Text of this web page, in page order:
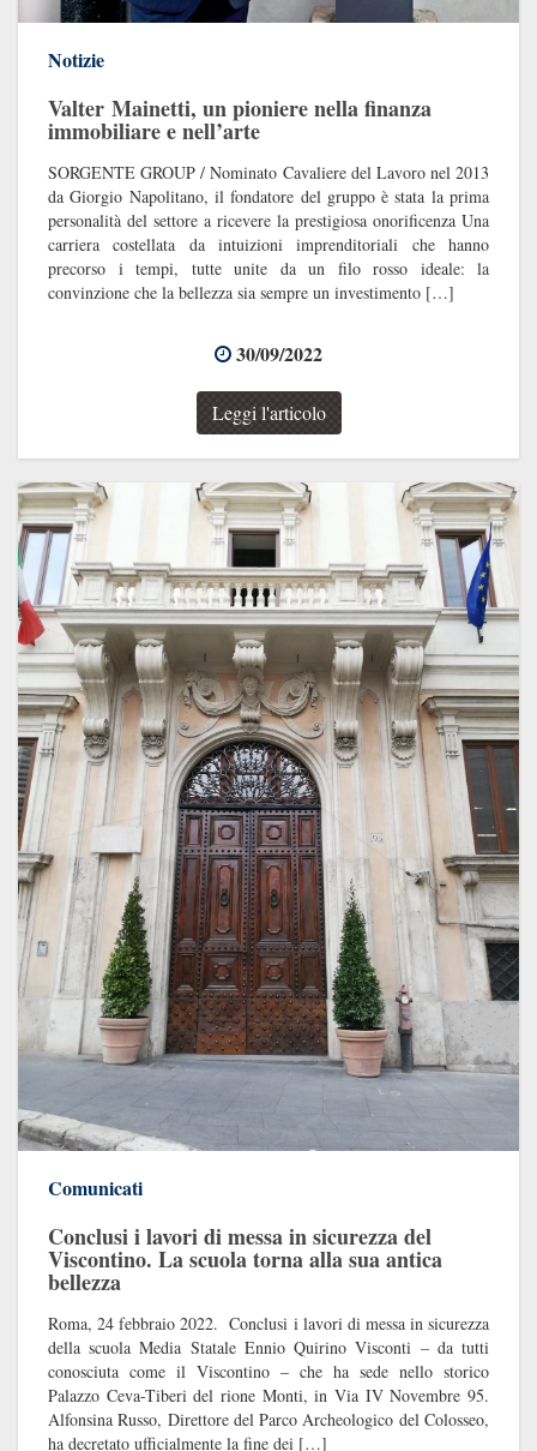
Notizie
Valter Mainetti, un pioniere nella finanza
immobiliare e nell’arte
SORGENTE GROUP / Nominato Cavaliere del Lavoro nel 2013
da Giorgio Napolitano, il fondatore del gruppo è stata la prima
personalità del settore a ricevere la prestigiosa onorificenza Una
carriera costellata da intuizioni imprenditoriali che hanno
precorso i tempi, tutte unite da un filo rosso ideale: la
convinzione che la bellezza sia sempre un investimento […]
30/09/2022
Leggi l'articolo
Comunicati
Conclusi i lavori di messa in sicurezza del
Viscontino. La scuola torna alla sua antica
bellezza
Roma, 24 febbraio 2022. Conclusi i lavori di messa in sicurezza
della scuola Media Statale Ennio Quirino Visconti – da tutti
conosciuta come il Viscontino – che ha sede nello storico
Palazzo Ceva-Tiberi del rione Monti, in Via IV Novembre 95.
Alfonsina Russo, Direttore del Parco Archeologico del Colosseo,
ha decretato ufficialmente la fine dei […]